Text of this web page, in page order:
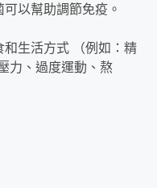
以幫助調節免疫。
生活方式 （例如：精
力、過度運動、熬